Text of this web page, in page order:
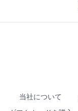
当社について